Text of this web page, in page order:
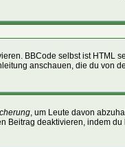
BBCode selbst ist HTML
anschauen, die du von
, um Leute davon
Beitrag deaktivieren, indem